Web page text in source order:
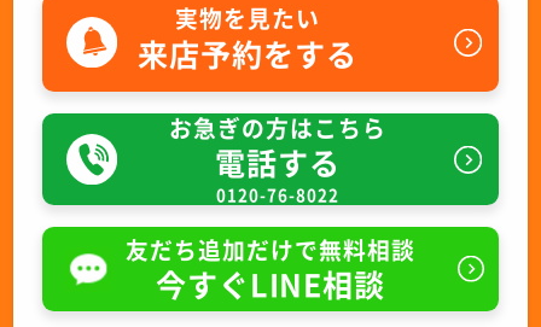
実物を見たい
来店予約をする
お急ぎの方はこちら
電話する
0120-76-8022
友だち追加だけで無料相談
今すぐLINE相談